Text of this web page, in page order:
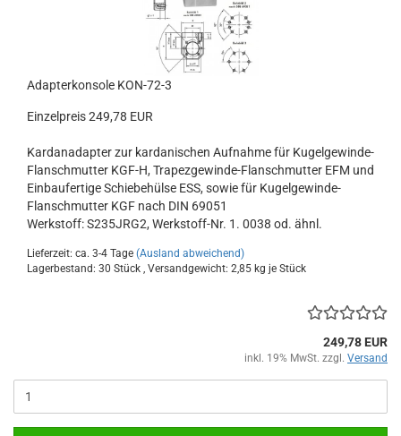
Adapterkonsole KON-72-3
Einzelpreis 249,78 EUR
Kardanadapter zur kardanischen Aufnahme für Kugelgewinde-
Flanschmutter KGF-H, Trapezgewinde-Flanschmutter EFM und
Einbaufertige Schiebehülse ESS, sowie für Kugelgewinde-
Flanschmutter KGF nach DIN 69051
Werkstoff: S235JRG2, Werkstoff-Nr. 1. 0038 od. ähnl.
Lieferzeit: ca. 3-4 Tage (Ausland abweichend)
Lagerbestand: 30 Stück , Versandgewicht: 2,85 kg je Stück
249,78 EUR
inkl. 19% MwSt. zzgl. Versand